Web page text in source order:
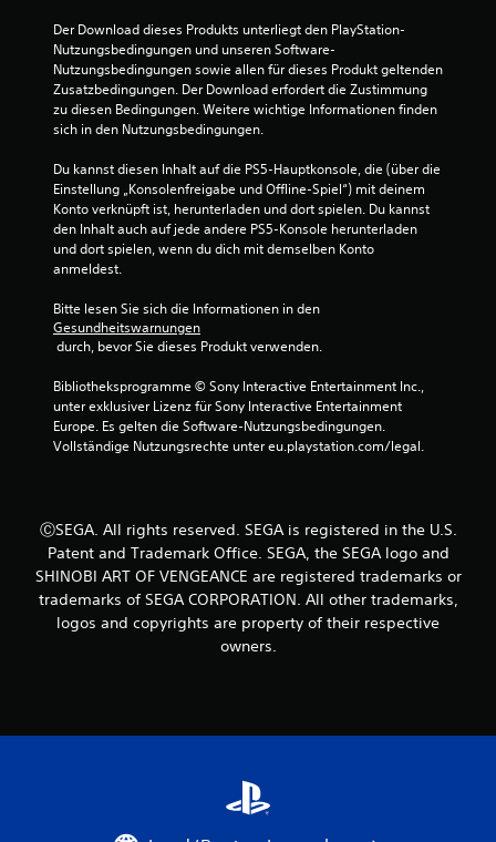
B
e
w
r
t
e
n
Der Download dieses Produkts unterliegt den PlayStation-
Nutzungsbedingungen und unseren Software-
Nutzungsbedingungen sowie allen für dieses Produkt geltenden
Zusatzbedingungen. Der Download erfordert die Zustimmung
zu diesen Bedingungen. Weitere wichtige Informationen finden
sich in den Nutzungsbedingungen.
Du kannst diesen Inhalt auf die PS5-Hauptkonsole, die (über die
Einstellung „Konsolenfreigabe und Offline-Spiel“) mit deinem
Konto verknüpft ist, herunterladen und dort spielen. Du kannst
den Inhalt auch auf jede andere PS5-Konsole herunterladen
und dort spielen, wenn du dich mit demselben Konto
anmeldest.
Bitte lesen Sie sich die Informationen in den
Gesundheitswarnungen
durch, bevor Sie dieses Produkt verwenden.
Bibliotheksprogramme © Sony Interactive Entertainment Inc.,
unter exklusiver Lizenz für Sony Interactive Entertainment
Europe. Es gelten die Software-Nutzungsbedingungen.
Vollständige Nutzungsrechte unter eu.playstation.com/legal.
ⒸSEGA. All rights reserved. SEGA is registered in the U.S.
Patent and Trademark Office. SEGA, the SEGA logo and
SHINOBI ART OF VENGEANCE are registered trademarks or
trademarks of SEGA CORPORATION. All other trademarks,
logos and copyrights are property of their respective
owners.